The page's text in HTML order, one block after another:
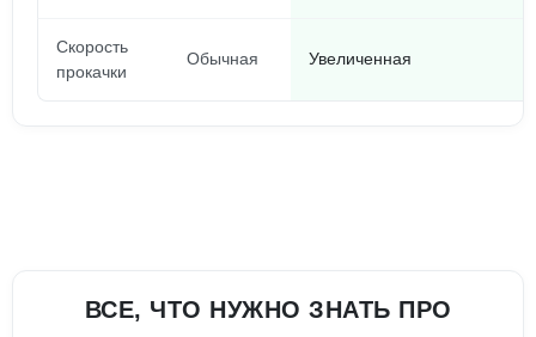
Скорость
прокачки
Обычная Увеличенная
ВСЕ, ЧТО НУЖНО ЗНАТЬ ПРО